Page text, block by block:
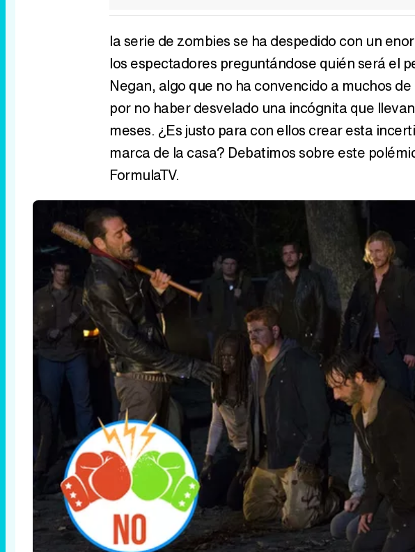
la serie de zombies se ha despedido con un
los espectadores preguntándose quién será el
Negan, algo que no ha convencido a muchos
por no haber desvelado una incógnita que
meses. ¿Es justo para con ellos crear esta
marca de la casa? Debatimos sobre este
FormulaTV.